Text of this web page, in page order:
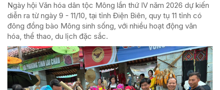
Ngày hội Văn hóa dân tộc Mông lần thứ IV năm 2026 dự kiến
diễn ra từ ngày 9 - 11/10, tại tỉnh Điện Biên, quy tụ 11 tỉnh có
đông đồng bào Mông sinh sống, với nhiều hoạt động văn
hóa, thể thao, du lịch đặc sắc.